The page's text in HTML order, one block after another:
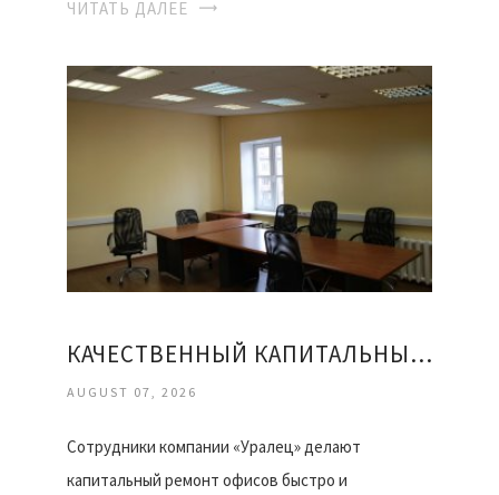
ЧИТАТЬ ДАЛЕЕ
КАЧЕСТВЕННЫЙ КАПИТАЛЬНЫЙ РЕМОНТ ОФИСОВ
AUGUST 07, 2026
Сотрудники компании «Уралец» делают
капитальный ремонт офисов быстро и